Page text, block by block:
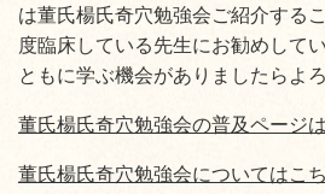
は董氏楊氏奇穴勉強会ご紹介する
度臨床している先生にお勧めして
ともに学ぶ機会がありましたらよ
董氏楊氏奇穴勉強会の普及ページ
董氏楊氏奇穴勉強会についてはこ